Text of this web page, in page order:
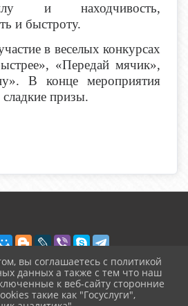
и находчивость,
и быстроту.
в веселых конкурсах
«Передай мячик»,
В конце мероприятия
призы.
вы соглашаетесь с политикой
данных а также с тем что наш
к веб-сайту сторонние
такие как "Госуслуги",